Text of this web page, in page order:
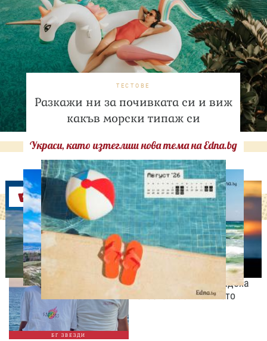
ТЕСТОВЕ
Разкажи ни за почивката си и виж
какъв морски типаж си
Украси, като изтеглиш нова тема на Edna.bg
Оферти
БГ ЗВЕЗДИ
СВОБОДНО ВРЕМЕ
„Тук сме най-щастливи“:
Радина Кърджилова и
Пламен Димов издадоха
своето любимо място